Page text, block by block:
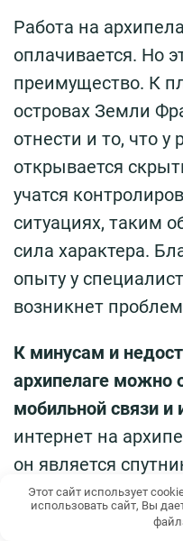
Работа на
оплачивается. Но
преимущество. К
островах Земли
отнести и то, что
открывается
учатся
ситуациях, таким
сила характера.
опыту у
возникнет
К минусам и
архипелаге можно
мобильной связи и
интернет на
он является
скорость очень
всемирная сеть
Этот сайт использует
использовать сайт, Вы